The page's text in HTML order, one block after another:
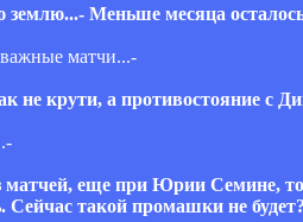
Меньше месяца
матчи...-
не крути, а противостояние с
матчей, еще при Юрии Семине,
Сейчас такой промашки не